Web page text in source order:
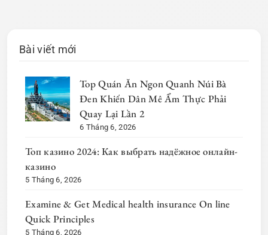
Bài viết mới
Top Quán Ăn Ngon Quanh Núi Bà
Đen Khiến Dân Mê Ẩm Thực Phải
Quay Lại Lần 2
6 Tháng 6, 2026
Топ казино 2024: Как выбрать надёжное онлайн-
казино
5 Tháng 6, 2026
Examine & Get Medical health insurance On line
Quick Principles
5 Tháng 6, 2026